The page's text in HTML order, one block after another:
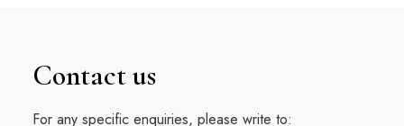
Contact us
For any specific enquiries, please write to: